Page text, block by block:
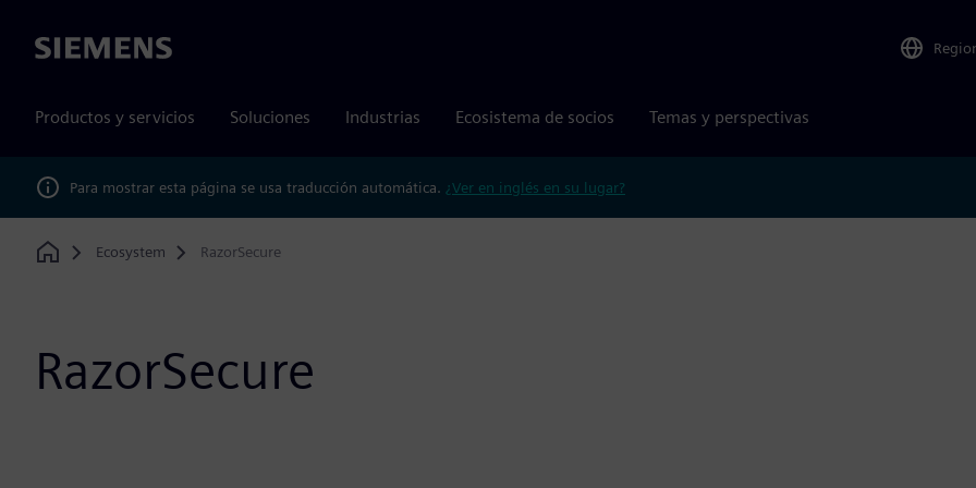
Siemens
Productos y servicios Soluciones Industrias Ecosistema de socios Temas y perspectivas
Para mostrar esta página se usa traducción automática. ¿Ver en inglés en su lugar?
Home
Ecosystem RazorSecure
RazorSecure